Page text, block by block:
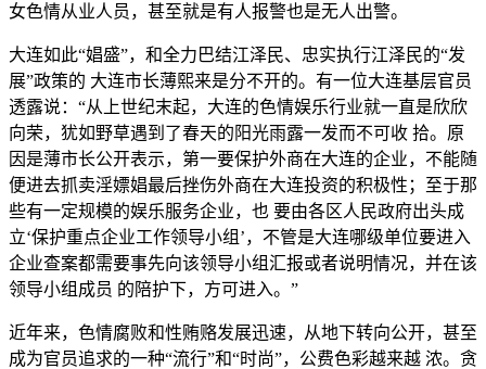
女色情从业人员，甚至就是有人报警也是无人出警。
大连如此“娼盛”，和全力巴结江泽民、忠实执行江泽民的“发
展”政策的 大连市长薄熙来是分不开的。有一位大连基层官员
透露说：“从上世纪末起，大连的色情娱乐行业就一直是欣欣
向荣，犹如野草遇到了春天的阳光雨露一发而不可收 拾。原
因是薄市长公开表示，第一要保护外商在大连的企业，不能随
便进去抓卖淫嫖娼最后挫伤外商在大连投资的积极性；至于那
些有一定规模的娱乐服务企业，也 要由各区人民政府出头成
立‘保护重点企业工作领导小组’，不管是大连哪级单位要进入
企业查案都需要事先向该领导小组汇报或者说明情况，并在该
领导小组成员 的陪护下，方可进入。”
近年来，色情腐败和性贿赂发展迅速，从地下转向公开，甚至
成为官员追求的一种“流行”和“时尚”，公费色彩越来越 浓。贪